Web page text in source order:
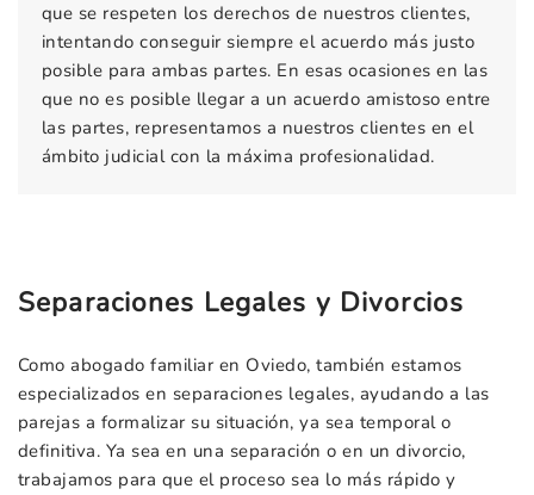
que se respeten los derechos de nuestros clientes,
intentando conseguir siempre el acuerdo más justo
posible para ambas partes. En esas ocasiones en las
que no es posible llegar a un acuerdo amistoso entre
las partes, representamos a nuestros clientes en el
ámbito judicial con la máxima profesionalidad.
Separaciones Legales y Divorcios
Como abogado familiar en Oviedo, también estamos
especializados en separaciones legales, ayudando a las
parejas a formalizar su situación, ya sea temporal o
definitiva. Ya sea en una separación o en un divorcio,
trabajamos para que el proceso sea lo más rápido y